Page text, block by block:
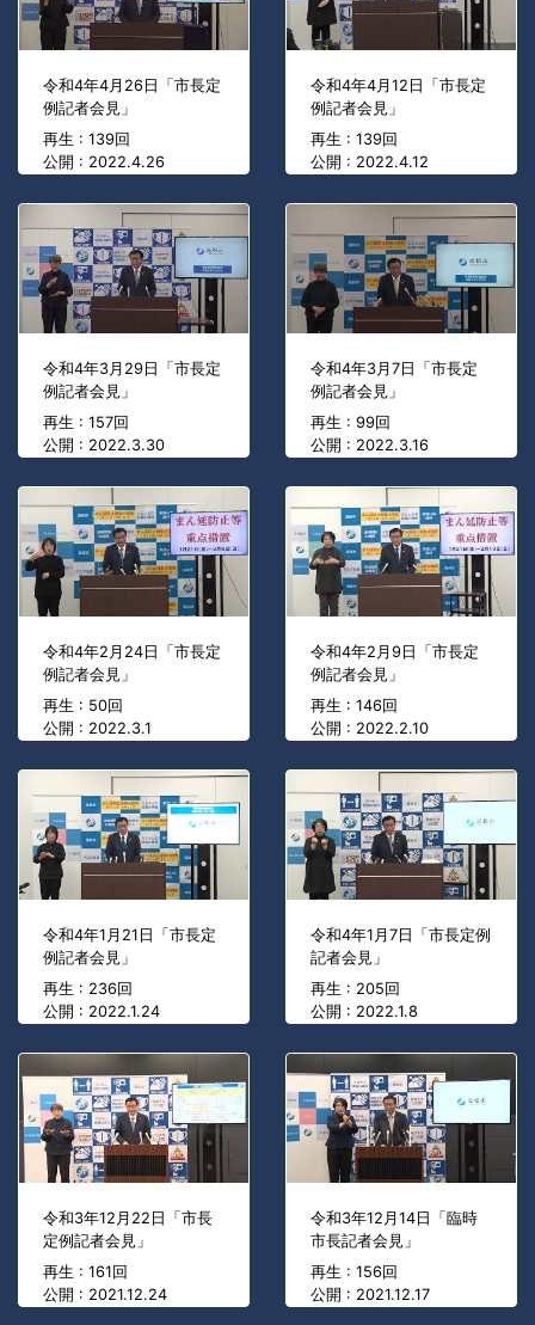
令和4年4月26日「市長定
例記者会見」
再生 : 139回
公開 : 2022.4.26
令和4年4月12日「市長定
例記者会見」
再生 : 139回
公開 : 2022.4.12
令和4年3月29日「市長定
例記者会見」
再生 : 157回
公開 : 2022.3.30
令和4年3月7日「市長定
例記者会見」
再生 : 99回
公開 : 2022.3.16
令和4年2月24日「市長定
例記者会見」
再生 : 50回
公開 : 2022.3.1
令和4年2月9日「市長定
例記者会見」
再生 : 146回
公開 : 2022.2.10
令和4年1月21日「市長定
例記者会見」
再生 : 236回
公開 : 2022.1.24
令和4年1月7日「市長定例
記者会見」
再生 : 205回
公開 : 2022.1.8
令和3年12月22日「市長
定例記者会見」
再生 : 161回
公開 : 2021.12.24
令和3年12月14日「臨時
市長記者会見」
再生 : 156回
公開 : 2021.12.17